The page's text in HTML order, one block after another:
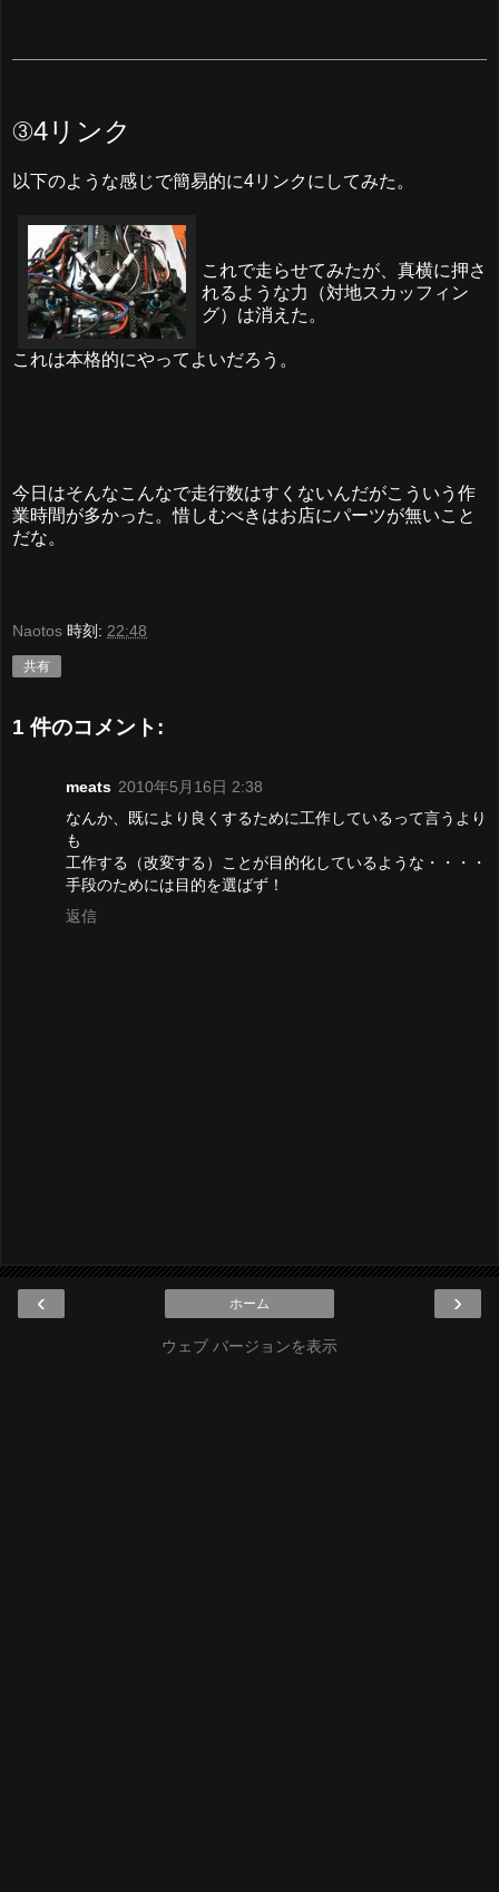
③4リンク
以下のような感じで簡易的に4リンクにしてみた。
これで走らせてみたが、真横に押さ
れるような力（対地スカッフィン
グ）は消えた。
これは本格的にやってよいだろう。
今日はそんなこんなで走行数はすくないんだがこういう作
業時間が多かった。惜しむべきはお店にパーツが無いこと
だな。
Naotos 時刻: 22:48
共有
1 件のコメント:
meats 2010年5月16日 2:38
なんか、既により良くするために工作しているって言うより
も
工作する（改変する）ことが目的化しているような・・・・
手段のためには目的を選ばず！
返信
‹ ›
ホーム
ウェブ バージョンを表示